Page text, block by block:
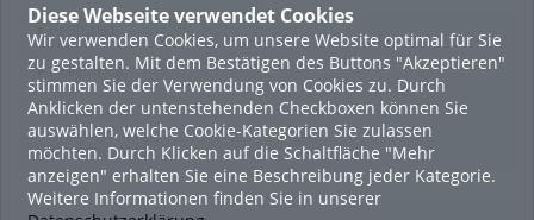
Diese Webseite verwendet Cookies
Wir verwenden Cookies, um unsere Website optimal für Sie
zu gestalten. Mit dem Bestätigen des Buttons "Akzeptieren"
stimmen Sie der Verwendung von Cookies zu. Durch
Anklicken der untenstehenden Checkboxen können Sie
auswählen, welche Cookie-Kategorien Sie zulassen
möchten. Durch Klicken auf die Schaltfläche "Mehr
anzeigen" erhalten Sie eine Beschreibung jeder Kategorie.
Weitere Informationen finden Sie in unserer
Beliebtheit
Bewertung
Kommentare